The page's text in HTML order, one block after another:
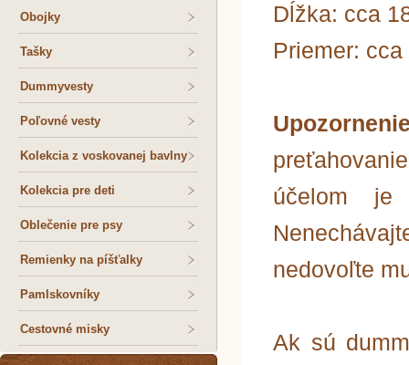
Obojky
Tašky
Dummyvesty
Poľovné vesty
Kolekcia z voskovanej bavlny
Kolekcia pre deti
Oblečenie pre psy
Remienky na píšťalky
Pamlskovníky
Cestovné misky
Dĺžka: cca
Priemer: cca
účelom je
nedovoľte
Ak sú